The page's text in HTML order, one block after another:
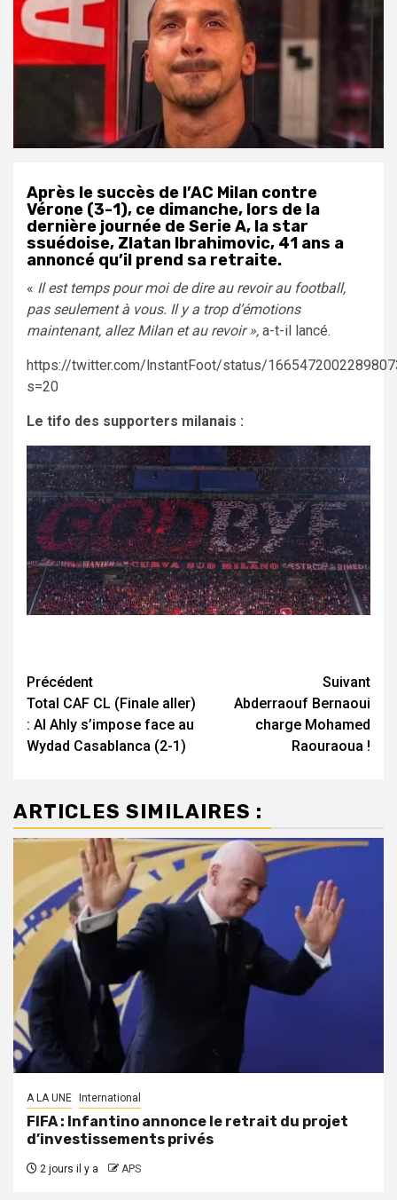
Après le succès de l’AC Milan contre
Vérone (3-1), ce dimanche, lors de la
dernière journée de Serie A, la star
ssuédoise, Zlatan Ibrahimovic, 41 ans a
annoncé qu’il prend sa retraite.
« Il est temps pour moi de dire au revoir au football,
pas seulement à vous. Il y a trop d’émotions
maintenant, allez Milan et au revoir », a-t-il lancé.
https://twitter.com/lnstantFoot/status/
s=20
Le tifo des supporters milanais :
Navigation
d’article
Précédent
Total CAF CL (Finale aller)
: Al Ahly s’impose face au
Wydad Casablanca (2-1)
Suivant
Abderraouf Bernaoui
charge Mohamed
Raouraoua !
ARTICLES SIMILAIRES :
A LA UNE International
FIFA : Infantino annonce le retrait du projet
d’investissements privés
2 jours il y a APS